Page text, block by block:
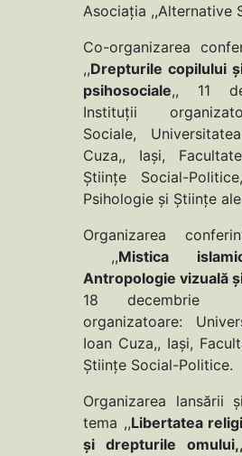
Asociaţia ,,Alternative
Co-organizarea
,,Drepturile copilului
psihosociale,, 11
Instituţii
Sociale,
Cuza,, Iaşi,
Ştiinţe Social-
Psihologie şi Ştiinţe
Organizarea
,,Mistica
Antropologie vizuală
18 decembrie
organizatoare:
Ioan Cuza,, Iaşi,
Ştiinţe Social-Politice.
Organizarea
tema ,,Libertatea
și drepturile omului,,